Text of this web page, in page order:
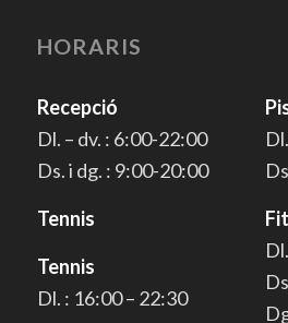
HORARIS
Recepció
Dl. – dv. : 6:00-22:00
Ds. i dg. : 9:00-20:00
Tennis
Tennis
Dl. : 16:00 – 22:30